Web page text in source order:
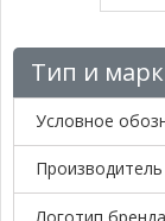
Тип и
Условное
Производитель